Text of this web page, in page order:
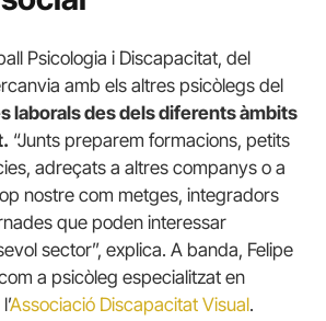
Psicologia i Discapacitat, del
amb els altres psicòlegs del
laborals des dels diferents àmbits
“Junts preparem formacions, petits
adreçats a altres companys o a
nostre com metges, integradors
que poden interessar
sector”, explica. A banda, Felipe
a psicòleg especialitzat en
Associació Discapacitat Visual.